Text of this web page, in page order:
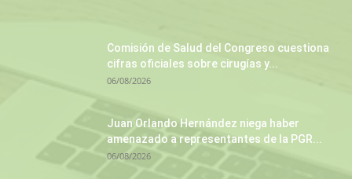
Comisión de Salud del Congreso cuestiona
cifras oficiales sobre cirugías y...
06/08/2026
Juan Orlando Hernández niega haber
amenazado a representantes de la PGR...
06/08/2026